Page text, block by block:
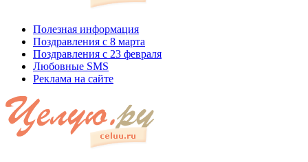
Полезная информация
Поздравления с 8 марта
Поздравления с 23 февраля
Любовные SMS
Реклама на сайте